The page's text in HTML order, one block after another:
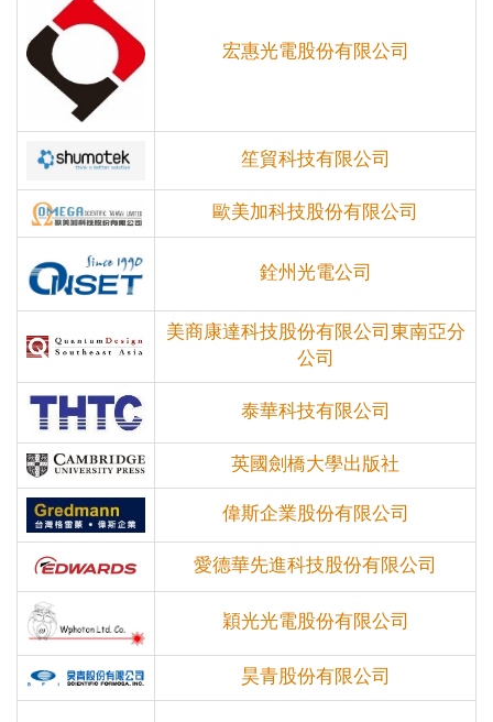
宏惠光電股份有限公司
笙貿科技有限公司
歐美加科技股份有限公司
銓州光電公司
美商康達科技股份有限公司東南亞分
公司
泰華科技有限公司
英國劍橋大學出版社
偉斯企業股份有限公司
愛德華先進科技股份有限公司
穎光光電股份有限公司
昊青股份有限公司